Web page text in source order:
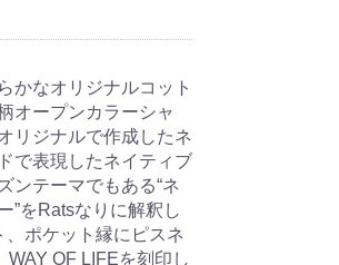
かなオリジナルコット
オープンカラーシャ
リジナルで作成したネ
で表現したネイティブ
ンテーマでもある“ネ
”をRatsなりに解釈し
ポケット縁にピスネ
OF LIFEを刻印し